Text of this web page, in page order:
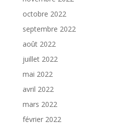
octobre 2022
septembre 2022
août 2022
juillet 2022
mai 2022
avril 2022
mars 2022
février 2022